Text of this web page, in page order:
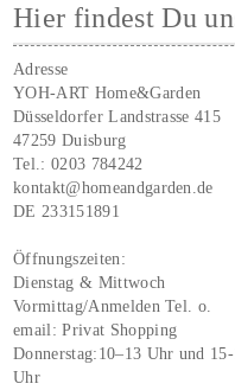
Hier findest Du
Adresse
YOH-ART Home&Garden
Düsseldorfer Landstrasse 415
47259 Duisburg
Tel.:0203 784242
kontakt@homeandgarden.de
DE 233151891
Öffnungszeiten:
Dienstag & Mittwoch
Vormittag/Anmelden Tel. o.
email:Privat Shopping
Donnerstag:10–13 Uhr und
Uhr